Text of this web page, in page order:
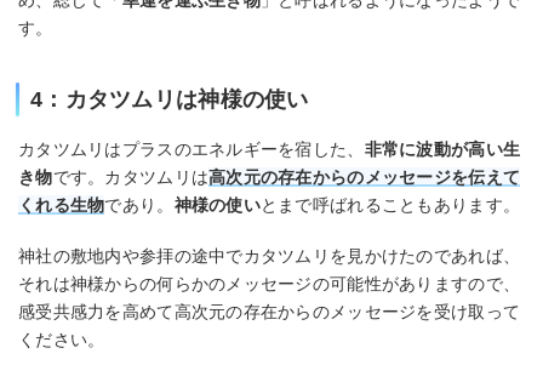
す。
4：カタツムリは神様の使い
カタツムリはプラスのエネルギーを宿した、 非常に波動が高い生
き物です。カタツムリは高次元の存在からのメッセージを伝えて
くれる生物であり。 神様の使いとまで呼ばれることもあります。
神社の敷地内や参拝の途中でカタツムリを見かけたのであれば、
それは神様からの何らかのメッセージの可能性がありますので、
感受共感力を高めて高次元の存在からのメッセージを受け取って
ください。